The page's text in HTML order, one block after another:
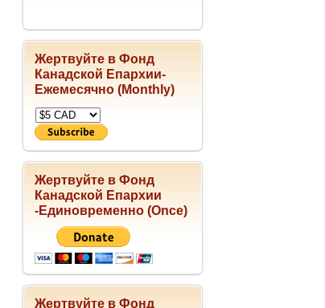
Жертвуйте в Фонд
Канадской Епархии-
Ежемесячно (Monthly)
Жертвуйте в Фонд
Канадской Епархии
-Единовременно (Once)
Жертвуйте в Фонд